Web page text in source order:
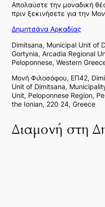
Απολαύστε την μοναδική
πριν ξεκινήσετε για την
Δημητσάνα Αρκαδίας
Dimitsana, Municipal Unit of
Gortynia, Arcadia Regional
Peloponnese, Western
Μονή Φιλοσόφου, ΕΠ42,
Unit of Dimitsana,
Unit, Peloponnese Region,
the Ionian, 220 24, Greece
Διαμονή στη